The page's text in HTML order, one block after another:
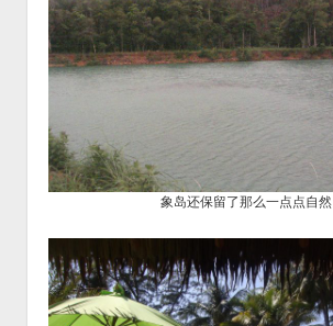
象岛还保留了那么一点点自然